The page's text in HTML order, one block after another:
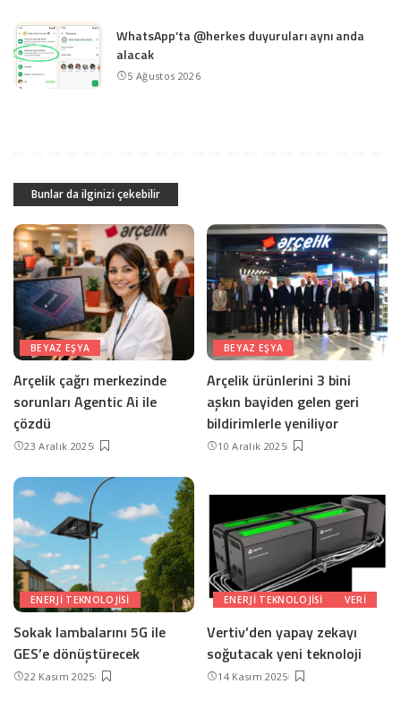
WhatsApp’ta @herkes duyuruları aynı anda
alacak
5 Ağustos 2026
Bunlar da ilginizi çekebilir
BEYAZ EŞYA
Arçelik çağrı merkezinde
sorunları Agentic Ai ile
çözdü
23 Aralık 2025
BEYAZ EŞYA
Arçelik ürünlerini 3 bini
aşkın bayiden gelen geri
bildirimlerle yeniliyor
10 Aralık 2025
ENERJI TEKNOLOJISI
Sokak lambalarını 5G ile
GES’e dönüştürecek
22 Kasım 2025
ENERJI TEKNOLOJISI VERI
Vertiv’den yapay zekayı
soğutacak yeni teknoloji
14 Kasım 2025